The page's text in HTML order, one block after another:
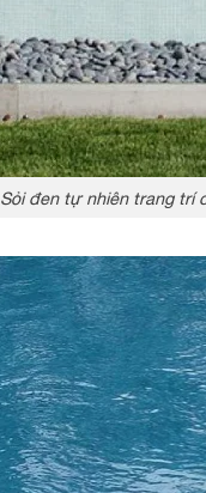
Sỏi đen tự nhiên trang trí